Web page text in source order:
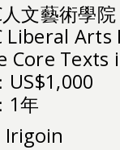
文藝術學院
Liberal
Core
US$1,000
1年
Irigoin